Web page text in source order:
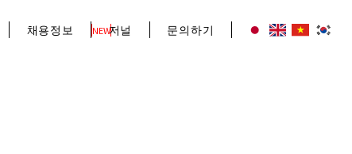
채용정보 NEW저널 문의하기